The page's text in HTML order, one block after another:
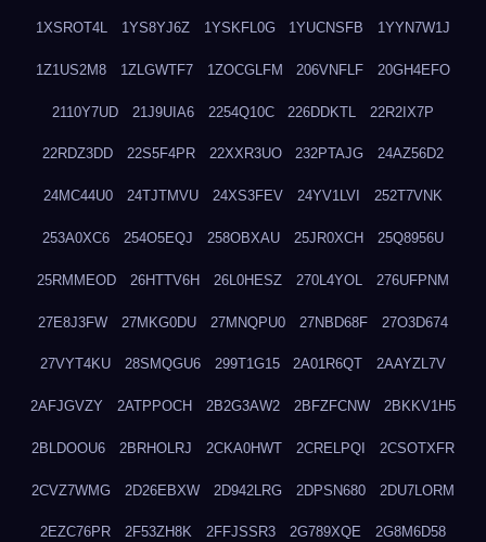
1XSROT4L 1YS8YJ6Z 1YSKFL0G 1YUCNSFB 1YYN7W1J
1Z1US2M8 1ZLGWTF7 1ZOCGLFM 206VNFLF 20GH4EFO
2110Y7UD 21J9UIA6 2254Q10C 226DDKTL 22R2IX7P
22RDZ3DD 22S5F4PR 22XXR3UO 232PTAJG 24AZ56D2
24MC44U0 24TJTMVU 24XS3FEV 24YV1LVI 252T7VNK
253A0XC6 254O5EQJ 258OBXAU 25JR0XCH 25Q8956U
25RMMEOD 26HTTV6H 26L0HESZ 270L4YOL 276UFPNM
27E8J3FW 27MKG0DU 27MNQPU0 27NBD68F 27O3D674
27VYT4KU 28SMQGU6 299T1G15 2A01R6QT 2AAYZL7V
2AFJGVZY 2ATPPOCH 2B2G3AW2 2BFZFCNW 2BKKV1H5
2BLDOOU6 2BRHOLRJ 2CKA0HWT 2CRELPQI 2CSOTXFR
2CVZ7WMG 2D26EBXW 2D942LRG 2DPSN680 2DU7LORM
2EZC76PR 2F53ZH8K 2FFJSSR3 2G789XQE 2G8M6D58